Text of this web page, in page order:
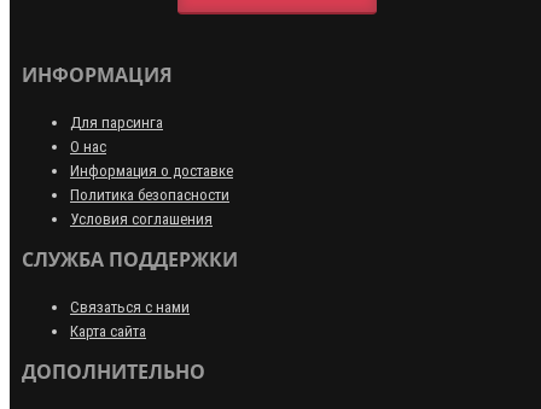
ИНФОРМАЦИЯ
Для парсинга
О нас
Информация о доставке
Политика безопасности
Условия соглашения
СЛУЖБА ПОДДЕРЖКИ
Связаться с нами
Карта сайта
ДОПОЛНИТЕЛЬНО